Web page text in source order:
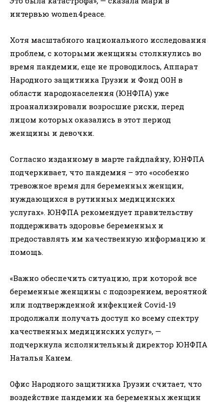
интервью women4peace.
Хотя масштабного национального исследования
проблем, с которыми женщины столкнулись во
время пандемии, еще не проводилось, Аппарат
Народного защитника Грузии и Фонд ООН в
области народонаселения (ЮНФПА) уже
проанализировали возросшие риски, перед
лицом которых оказались в этот период
женщины и девочки.
Согласно изданному в марте гайдлайну, ЮНФПА
подчеркивает, что пандемия – это «особенно
тревожное время для беременных женщин,
нуждающихся в рутинных медицинских
услугах». ЮНФПА рекомендует правительству
поддерживать здоровье беременных и
предоставлять им качественную информацию и
помощь.
«Важно обеспечить ситуацию, при которой все
беременные женщины с подозрением, вероятной
или подтвержденной инфекцией Covid-19
продолжали получать доступ ко всему спектру
качественных медицинских услуг», —
подчеркнула исполнительный директор ЮНФПА
Наталья Канем.
Офис Народного защитника Грузии считает, что
воздействие пандемии на беременных женщин